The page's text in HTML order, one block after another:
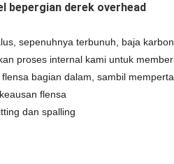
bepergian derek overhead
sepenuhnya terbunuh, baja
proses internal kami untuk
bagian dalam, sambil
flensa
dan spalling